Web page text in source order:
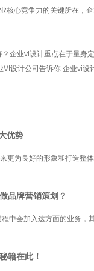
心竞争力的关键所在，企
企业vi设计重点在于量身
VI设计公司告诉你 企业vi设
优势
更为良好的形象和打造整
品牌营销策划？
中会加入这方面的业务，
籍在此！